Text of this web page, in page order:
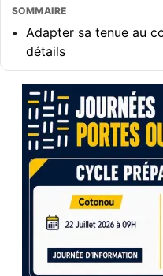
SOMMAIRE
Adapter sa tenue au
détails